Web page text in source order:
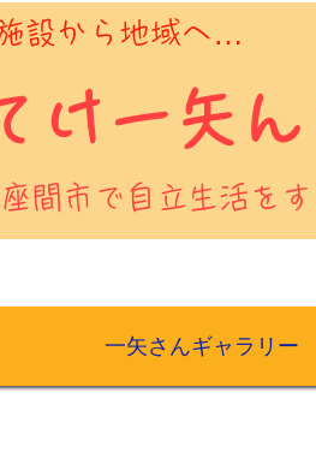
設から地域へ…
間市で自立生活を
け一矢ん
一矢さんギャラリー